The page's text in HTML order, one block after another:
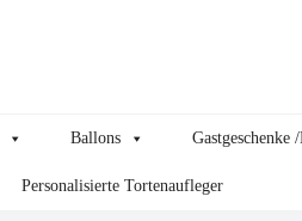
Ballons Gastgeschenke
Personalisierte Tortenaufleger